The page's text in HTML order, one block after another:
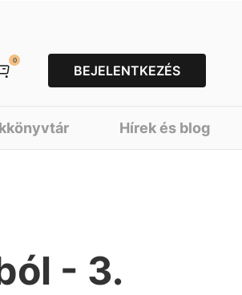
0
BEJELENTKEZÉS
Hírek és blog
- 3.